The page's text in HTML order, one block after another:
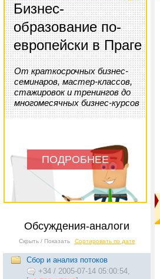
Бизнес-
образование по-
европейски в Праге
От краткосрочных бизнес-
семинаров, мастер-классов,
стажировок и тренингов до
многомесячных бизнес-курсов
ПОДРОБНЕЕ
Обсуждения-аналоги
Скрыть / Показать Сортировать по дате
Сбор и анализ потоков
+34 / 2005-07-14 05:00:54,